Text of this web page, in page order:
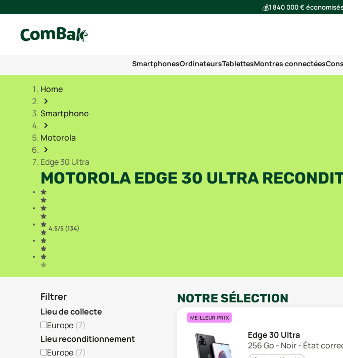
💰1 840 000 €
SmartphonesOrdinateursTablettesMontres connectées
Home
Smartphone
Motorola
Edge 30 Ultra
MOTOROLA EDGE 30 ULTRA
4.5/5 (134)
Filtrer
Lieu de collecte
Europe (7)
Lieu reconditionnement
Europe (7)
NOTRE SÉLECTION
MEILLEUR PRIX
Edge 30 Ultra
256 Go - Noir - État